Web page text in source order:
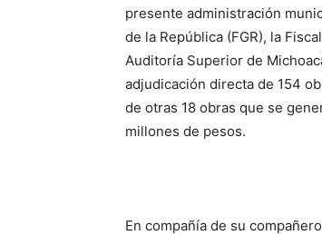
presente administración
de la República (FGR), la
Auditoría Superior de
adjudicación directa de 154
de otras 18 obras que se
millones de pesos.
En compañía de su